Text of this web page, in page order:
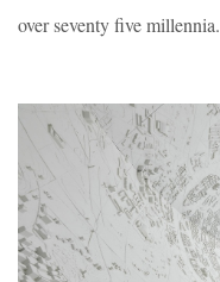
over seventy five millennia.